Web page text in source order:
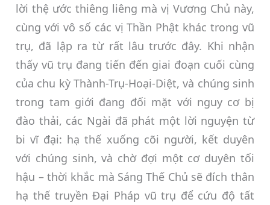
lời thệ ước thiêng liêng mà vị Vương Chủ này,
cùng với vô số các vị Thần Phật khác trong vũ
trụ, đã lập ra từ rất lâu trước đây. Khi nhận
thấy vũ trụ đang tiến đến giai đoạn cuối cùng
của chu kỳ Thành-Trụ-Hoại-Diệt, và chúng sinh
trong tam giới đang đối mặt với nguy cơ bị
đào thải, các Ngài đã phát một lời nguyện từ
bi vĩ đại: hạ thế xuống cõi người, kết duyên
với chúng sinh, và chờ đợi một cơ duyên tối
hậu – thời khắc mà Sáng Thế Chủ sẽ đích thân
hạ thế truyền Đại Pháp vũ trụ để cứu độ tất